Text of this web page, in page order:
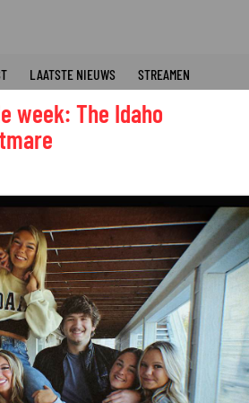
LAATSTE NIEUWS STREAMEN
week: The Idaho